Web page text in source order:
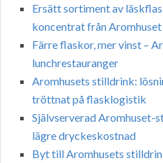
Ersätt sortiment av
koncentrat från Aromhuset
Färre flaskor, mer vinst –
lunchrestauranger
Aromhusets stilldrink:
tröttnat på flasklogistik
Självserverad Aromhuset-
lägre dryckeskostnad
Byt till Aromhusets